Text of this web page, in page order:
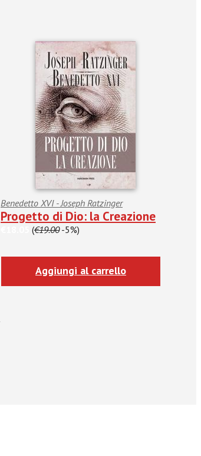
Benedetto XVI - Joseph Ratzinger
Progetto di Dio: la Creazione
(€19.00-5%)
Aggiungi al carrello